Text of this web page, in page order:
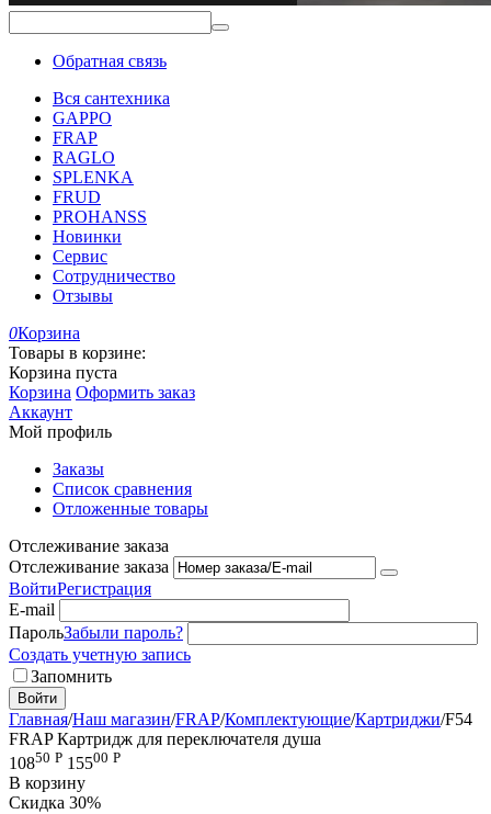
Обратная связь
Вся сантехника
GAPPO
FRAP
RAGLO
SPLENKA
FRUD
PROHANSS
Новинки
Сервис
Сотрудничество
Отзывы
0Корзина
Товары в корзине:
Корзина пуста
Корзина Оформить заказ
Аккаунт
Мой профиль
Заказы
Список сравнения
Отложенные товары
Отслеживание заказа
Отслеживание заказа
ВойтиРегистрация
E-mail
ПарольЗабыли пароль?
Создать учетную запись
Запомнить
Войти
Главная/Наш магазин/FRAP/Комплектующие/Картриджи/F54
FRAP Картридж для переключателя душа
10850 Р 15500 Р
В корзину
Скидка 30%